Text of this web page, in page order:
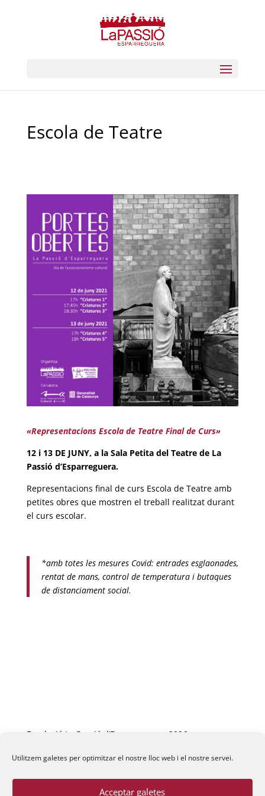
Utilitzem galetes per optimitzar el nostre lloc web i el nostre servei.
Acceptar galetes
Escola de Teatre
«RepresentacionsEscola de Teatre Final de Curs»
12 i 13 DE JUNY, a la Sala Petita del Teatre de La
Passió d’Esparreguera.
Representacions final de curs Escola de Teatre amb
petites obres que mostren el treball realitzat durant
el curs escolar.
*amb totes les mesures Covid: entrades esglaonades,
rentat de mans, control de temperatura i butaques
de distanciament social.
Fundació La Passió d’Esparreguera, 2026